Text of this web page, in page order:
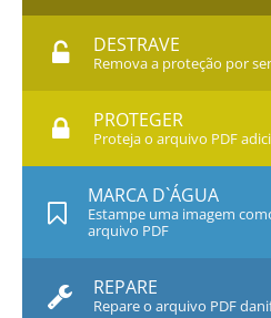
DESTRAVE
Remova a proteção por
PROTEGER
Proteja o arquivo PDF
MARCA D`ÁGUA
Estampe uma imagem
arquivo PDF
REPARE
Repare o arquivo PDF